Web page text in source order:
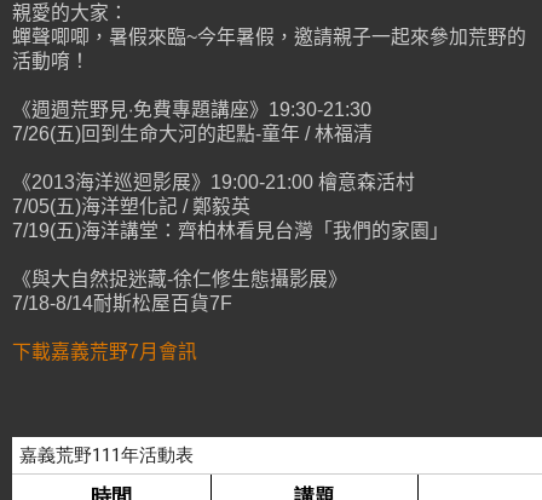
親愛的大家：
蟬聲唧唧，暑假來臨~今年暑假，邀請親子一起來參加荒野的
活動唷！
《週週荒野見‧免費專題講座》19:30-21:30
7/26(五)回到生命大河的起點-童年 / 林福清
《2013海洋巡迴影展》19:00-21:00 檜意森活村
7/05(五)海洋塑化記 / 鄭毅英
7/19(五)海洋講堂：齊柏林看見台灣「我們的家園」
《與大自然捉迷藏-徐仁修生態攝影展》
7/18-8/14耐斯松屋百貨7F
下載嘉義荒野7月會訊